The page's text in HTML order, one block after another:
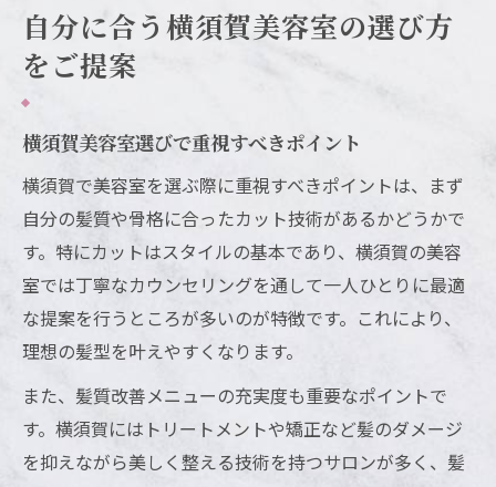
自分に合う横須賀美容室の選び方
をご提案
横須賀美容室選びで重視すべきポイント
横須賀で美容室を選ぶ際に重視すべきポイントは、まず
自分の髪質や骨格に合ったカット技術があるかどうかで
す。特にカットはスタイルの基本であり、横須賀の美容
室では丁寧なカウンセリングを通して一人ひとりに最適
な提案を行うところが多いのが特徴です。これにより、
理想の髪型を叶えやすくなります。
また、髪質改善メニューの充実度も重要なポイントで
す。横須賀にはトリートメントや矯正など髪のダメージ
を抑えながら美しく整える技術を持つサロンが多く、髪